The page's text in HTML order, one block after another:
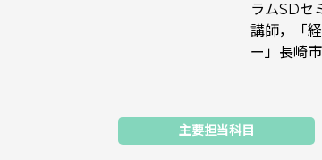
ラムSDセ
講師，「
ー」長崎
主要担当科目